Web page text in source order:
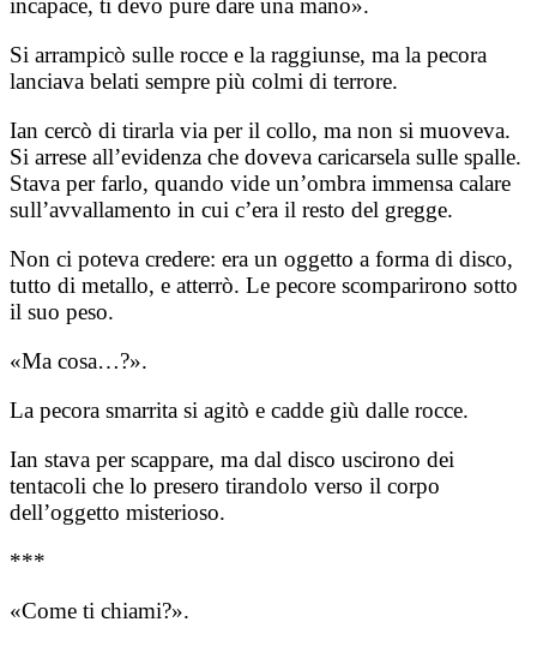
incapace, ti devo pure dare una mano».
Si arrampicò sulle rocce e la raggiunse, ma la pecora
lanciava belati sempre più colmi di terrore.
Ian cercò di tirarla via per il collo, ma non si muoveva.
Si arrese all’evidenza che doveva caricarsela sulle spalle.
Stava per farlo, quando vide un’ombra immensa calare
sull’avvallamento in cui c’era il resto del gregge.
Non ci poteva credere: era un oggetto a forma di disco,
tutto di metallo, e atterrò. Le pecore scomparirono sotto
il suo peso.
«Ma cosa…?».
La pecora smarrita si agitò e cadde giù dalle rocce.
Ian stava per scappare, ma dal disco uscirono dei
tentacoli che lo presero tirandolo verso il corpo
dell’oggetto misterioso.
***
«Come ti chiami?».